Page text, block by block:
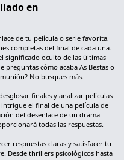
en
de tu película o serie favorita,
completas del final de cada una.
significado oculto de las últimas
preguntas cómo acaba As Bestas o
No busques más.
finales y analizar películas
intrigue el final de una película de
del desenlace de un drama
todas las respuestas.
respuestas claras y satisfacer tu
Desde thrillers psicológicos hasta